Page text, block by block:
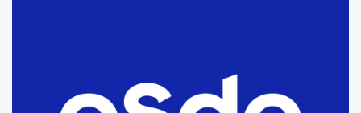
fueron detenidos por
comercialización de drogas en la
tarde del sábado